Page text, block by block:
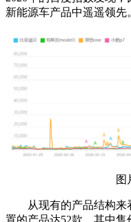
新能源车产品中遥遥领先
图
从现有的产品结构
置的产品达52款，其中